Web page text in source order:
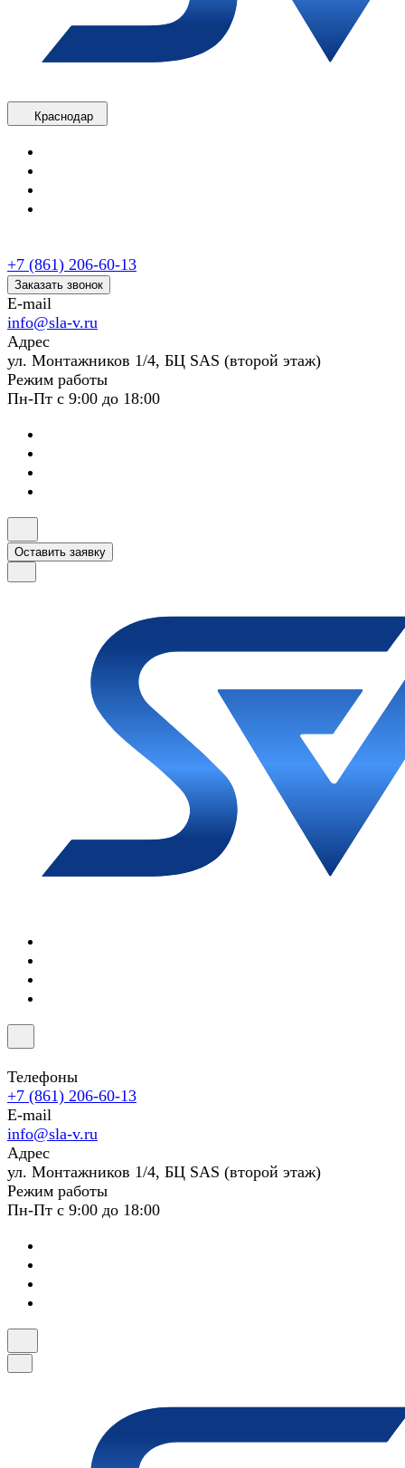
Краснодар
+7 (861) 206-60-13
Заказать звонок
E-mail
info@sla-v.ru
Адрес
ул. Монтажников 1/4, БЦ SAS (второй этаж)
Режим работы
Пн-Пт с 9:00 до 18:00
Оставить заявку
Телефоны
+7 (861) 206-60-13
E-mail
info@sla-v.ru
Адрес
ул. Монтажников 1/4, БЦ SAS (второй этаж)
Режим работы
Пн-Пт с 9:00 до 18:00